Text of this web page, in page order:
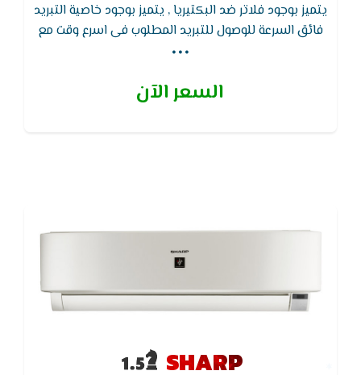
يتميز بوجود فلاتر ضد البكتيريا , يتميز بوجود خاصية التبريد
فائق السرعة للوصول للتبريد المطلوب فى اسرع وقت مع
توفير فى التيار الكهربائى ويتميز بخاصية التشغيل
...
السعر الآن
SHARP